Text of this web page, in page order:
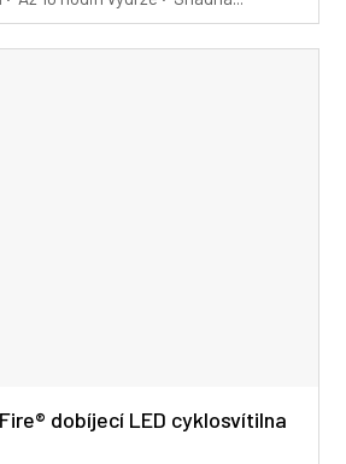
dobíjecí LED cyklosvítilna